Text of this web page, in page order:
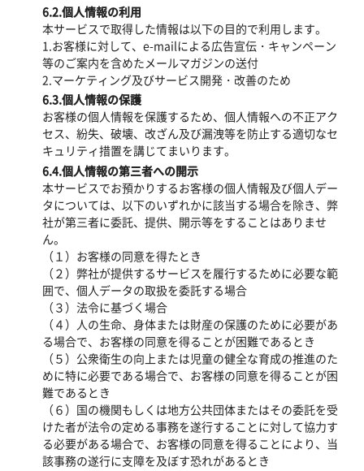
6.2.個人情報の利用
本サービスで取得した情報は以下の目的で利用します。
1.お客様に対して、e-mailによる広告宣伝・キャンペーン
等のご案内を含めたメールマガジンの送付
2.マーケティング及びサービス開発・改善のため
6.3.個人情報の保護
お客様の個人情報を保護するため、個人情報への不正アク
セス、紛失、破壊、改ざん及び漏洩等を防止する適切なセ
キュリティ措置を講じてまいります。
6.4.個人情報の第三者への開示
本サービスでお預かりするお客様の個人情報及び個人デー
タについては、以下のいずれかに該当する場合を除き、弊
社が第三者に委託、提供、開示等をすることはありませ
ん。
（１）お客様の同意を得たとき
（２）弊社が提供するサービスを履行するために必要な範
囲で、個人データの取扱を委託する場合
（３）法令に基づく場合
（４）人の生命、身体または財産の保護のために必要があ
る場合で、お客様の同意を得ることが困難であるとき
（５）公衆衛生の向上または児童の健全な育成の推進のた
めに特に必要である場合で、お客様の同意を得ることが困
難であるとき
（６）国の機関もしくは地方公共団体またはその委託を受
けた者が法令の定める事務を遂行することに対して協力す
る必要がある場合で、お客様の同意を得ることにより、当
該事務の遂行に支障を及ぼす恐れがあるとき